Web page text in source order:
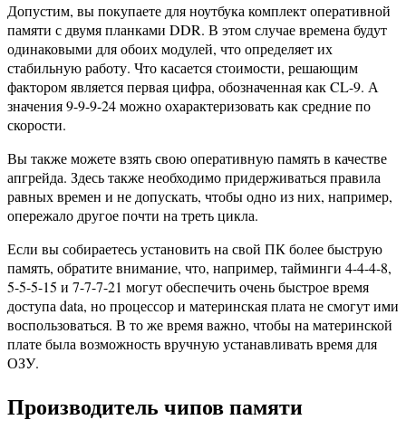
Допустим, вы покупаете для ноутбука комплект оперативной
памяти с двумя планками DDR. В этом случае времена будут
одинаковыми для обоих модулей, что определяет их
стабильную работу. Что касается стоимости, решающим
фактором является первая цифра, обозначенная как CL-9. А
значения 9-9-9-24 можно охарактеризовать как средние по
скорости.
Вы также можете взять свою оперативную память в качестве
апгрейда. Здесь также необходимо придерживаться правила
равных времен и не допускать, чтобы одно из них, например,
опережало другое почти на треть цикла.
Если вы собираетесь установить на свой ПК более быструю
память, обратите внимание, что, например, тайминги 4-4-4-8,
5-5-5-15 и 7-7-7-21 могут обеспечить очень быстрое время
доступа data, но процессор и материнская плата не смогут ими
воспользоваться. В то же время важно, чтобы на материнской
плате была возможность вручную устанавливать время для
ОЗУ.
Производитель чипов памяти